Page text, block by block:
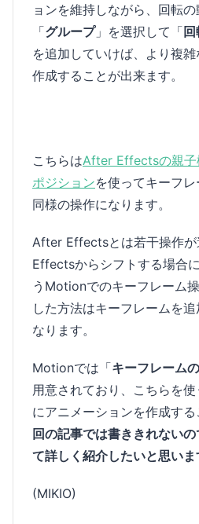
ョンを維持しながら、回転
「グループ」を選択して「回
を追加していけば、より複
作成することが出来ます。
こちらはAfter Effectsの親子
ポジションを使ってキーフ
同様の操作になります。
After Effectsとは若干操作
Effectsからシフトする場合
うMotionでのキーフレーム
した方法はキーフレームを
なります。
Motionでは「キーフレーム
用意されており、こちらを
にアニメーションを作成する
回の記事では書ききれない
て詳しく紹介したいと思いま
(MIKIO)